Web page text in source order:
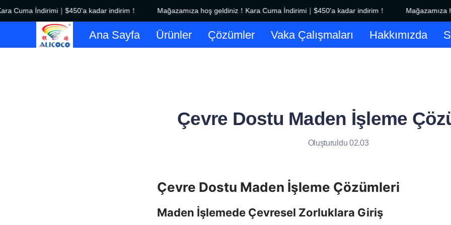
Cuma İndirimi｜$450'a kadar indirim！ Mağazamıza hoş geldiniz！Kara Cuma İndirimi｜$450'a kadar indirim！ Mağazamıza
Mağazamıza hoş geldiniz！
Ana Sayfa Ürünler Çözümler Vaka Çalışmaları Hakkımızda
Çevre Dostu Maden İşleme
Oluşturuldu 02.03